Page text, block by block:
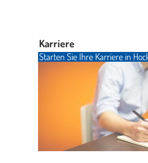
Karriere
Starten Sie Ihre Karriere in